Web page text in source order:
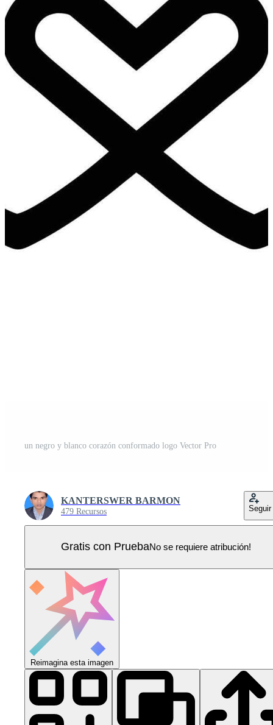
un negro y blanco corazón conformado logo Vector Pro
KANTERSWER BARMON
479 Recursos Seguir
Gratis con PruebaNo se requiere atribución!
Reimagina esta imagen